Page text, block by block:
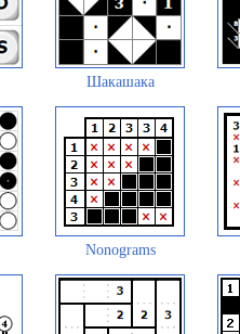
Шакашака
Nonograms